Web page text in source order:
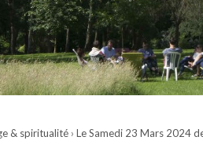
& spiritualité › Le Samedi 23 Mars 2024